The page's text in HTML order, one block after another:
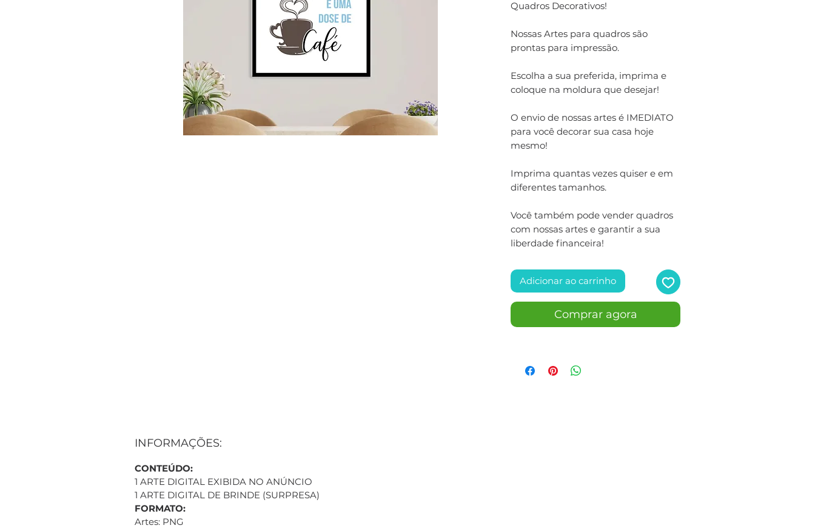
Quadros Decorativos!
Nossas Artes para quadros são
prontas para impressão.
Escolha a sua preferida, imprima e
coloque na moldura que desejar!
O envio de nossas artes é IMEDIATO
para você decorar sua casa hoje
mesmo!
Imprima quantas vezes quiser e em
diferentes tamanhos.
Você também pode vender quadros
com nossas artes e garantir a sua
liberdade financeira!
Adicionar ao carrinho
Comprar agora
INFORMAÇÕES:
CONTEÚDO:
1 ARTE DIGITAL EXIBIDA NO ANÚNCIO
1 ARTE DIGITAL DE BRINDE (SURPRESA)
FORMATO:
Artes: PNG